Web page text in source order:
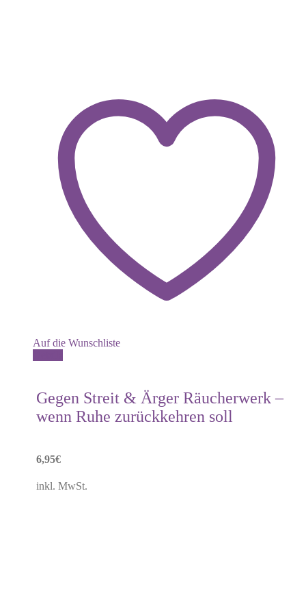
Auf die Wunschliste
Gegen Streit & Ärger Räucherwerk –
wenn Ruhe zurückkehren soll
6,95€
inkl. MwSt.